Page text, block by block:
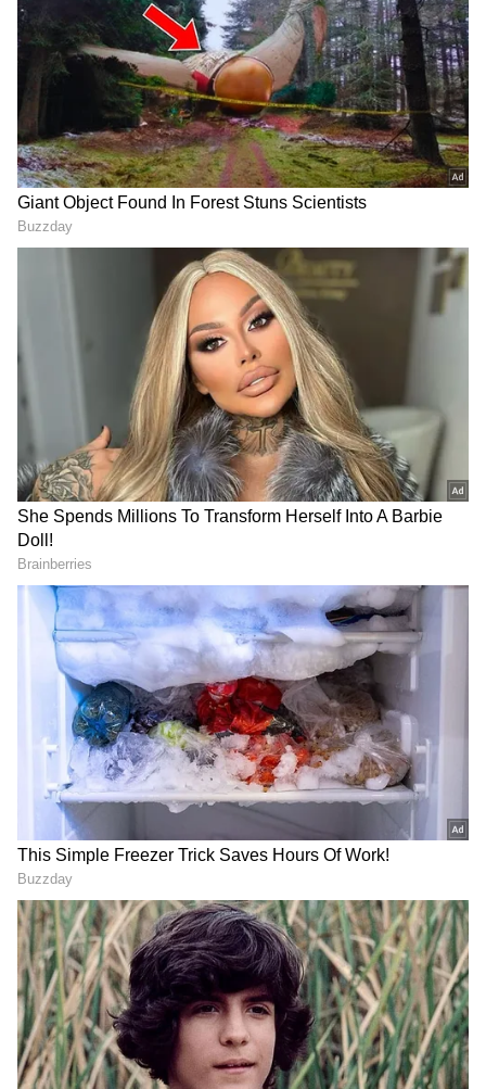
தமிழகத்தில் கடந்த சில மாதங்களாக
வெயிலானது வாட்டி வதைத்த நிலையில்
தற்போது கோடை மழை தமிழக முழுவதும்
கொட்டி வருகிறது. இதனால் பல இடங்களில்
சாலைகளில் தண்ணீர் பெருக்கெடுத்து
ஓடுகிறது. நீர்ப்பிடிப்பு பகுதிகள் வேகமாக
நிரம்பி வருகிறது. ஒரு சில இடங்களில் ரெட்
அலர்ட்டும், ஆரஞ்சு அலர்ட்டும் வானிலை
மையம் சார்பாக வெளியிடப்பட்டுள்ளது.
இதனையடுத்து மாவட்ட நிர்வாகம் சார்பாக
அந்த அந்த ஊர் பகுதி மக்களுக்கு கன
மழை எச்சரிக்கை விடுத்துள்ளது.
ஏசியாநெட் தமிழ்-ஐ உங்கள் முதன்மைத்
தேர்வாக்குங்கள்
6